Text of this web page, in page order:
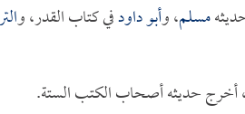
مسلم، وأبو داودفي كتاب القدر، و
أخرج حديثه أصحاب الكتب الستة.